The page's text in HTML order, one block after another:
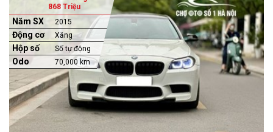
868 Triệu
Năm SX 2015
Động cơ Xăng
Hộp số Số tự động
Odo 70,000 km